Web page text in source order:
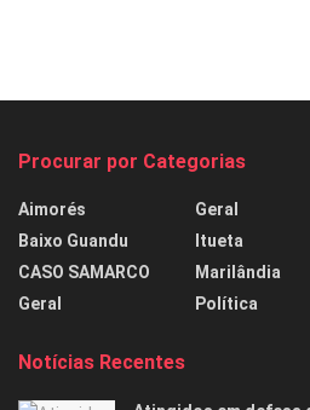
Procurar por Categorias
Aimorés
Baixo Guandu
CASO SAMARCO
Geral
Geral
Itueta
Marilândia
Política
Notícias Recentes